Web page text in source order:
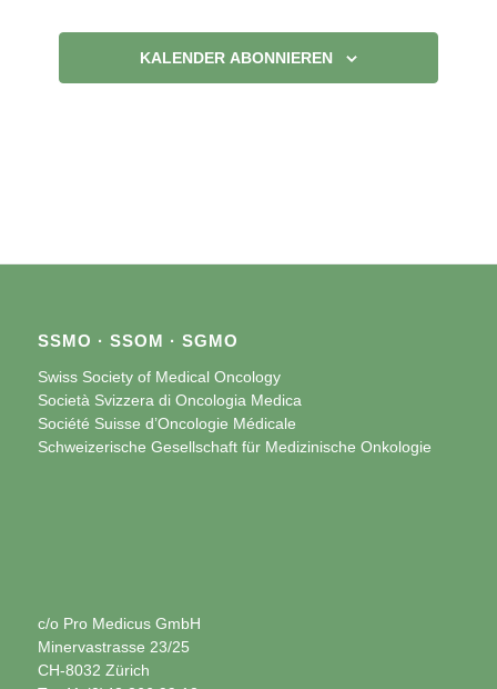
KALENDER ABONNIEREN
SSMO · SSOM · SGMO
Swiss Society of Medical Oncology
Società Svizzera di Oncologia Medica
Société Suisse d’Oncologie Médicale
Schweizerische Gesellschaft für Medizinische Onkologie
c/o Pro Medicus GmbH
Minervastrasse 23/25
CH-8032 Zürich